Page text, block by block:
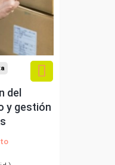
del
y gestión